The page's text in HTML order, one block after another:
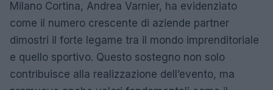
Milano Cortina, Andrea Varnier, ha evidenziato
come il numero crescente di aziende partner
dimostri il forte legame tra il mondo imprenditoriale
e quello sportivo. Questo sostegno non solo
contribuisce alla realizzazione dell’evento, ma